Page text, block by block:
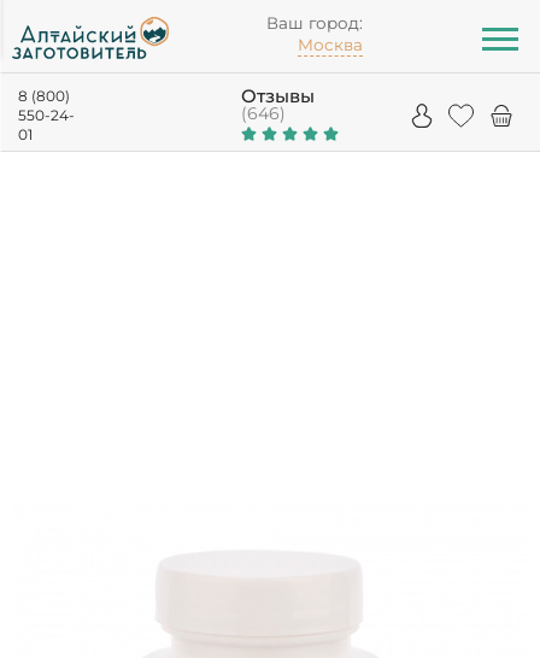
Ваш город:
Москва
8 (800)
550-24-
01
Отзывы
(646)